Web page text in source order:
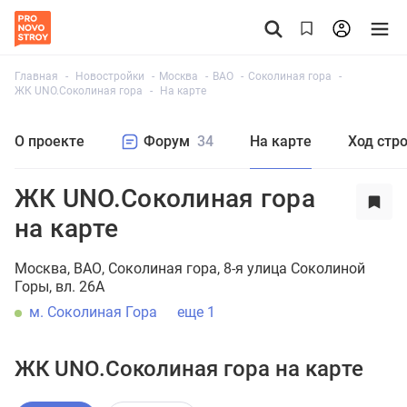
Главная Новостройки Москва ВАО
Соколиная гора
ЖК UNO.Соколиная гора
На карте
О проекте Форум 34 На карте Ход
ЖК UNO.Соколиная гора
на карте
Москва ВАО Соколиная гора 8-я улица Соколиной
Горы, вл. 26А
м. Соколиная Гора
еще 1
ЖК UNO.Соколиная гора на карте